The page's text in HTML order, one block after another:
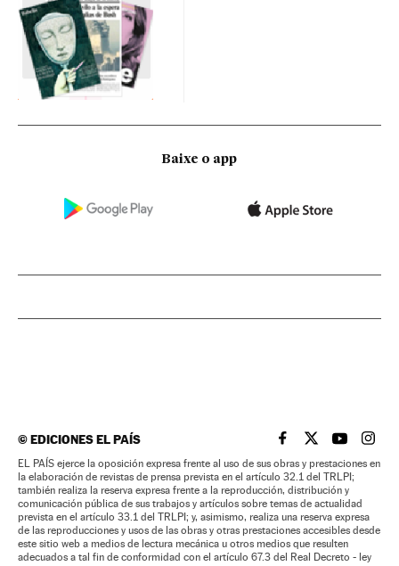
Baixe o app
©EDICIONES EL PAÍS EL PAÍS BRASIL EN
EL PAÍSEL PAÍS
EL
EL PAÍS ejerce la oposición expresa frente al uso de sus obras y prestaciones en
la elaboración de revistas de prensa prevista en el artículo 32.1 del TRLPI;
también realiza la reserva expresa frente a la reproducción, distribución y
comunicación pública de sus trabajos y artículos sobre temas de actualidad
prevista en el artículo 33.1 del TRLPI; y, asimismo, realiza una reserva expresa
de las reproducciones y usos de las obras y otras prestaciones accesibles desde
este sitio web a medios de lectura mecánica u otros medios que resulten
adecuados a tal fin de conformidad con el artículo 67.3 del Real Decreto - ley